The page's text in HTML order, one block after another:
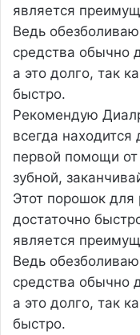
является
Ведь
средства обычно
а это долго, так
быстро.
Рекомендую
всегда
первой помощи от
зубной,
Этот порошок для
достаточно
является
Ведь
средства обычно
а это долго, так
быстро.